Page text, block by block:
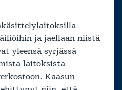
ja jaellaan niistä
yleensä syrjässä
laitoksista
Kaasun